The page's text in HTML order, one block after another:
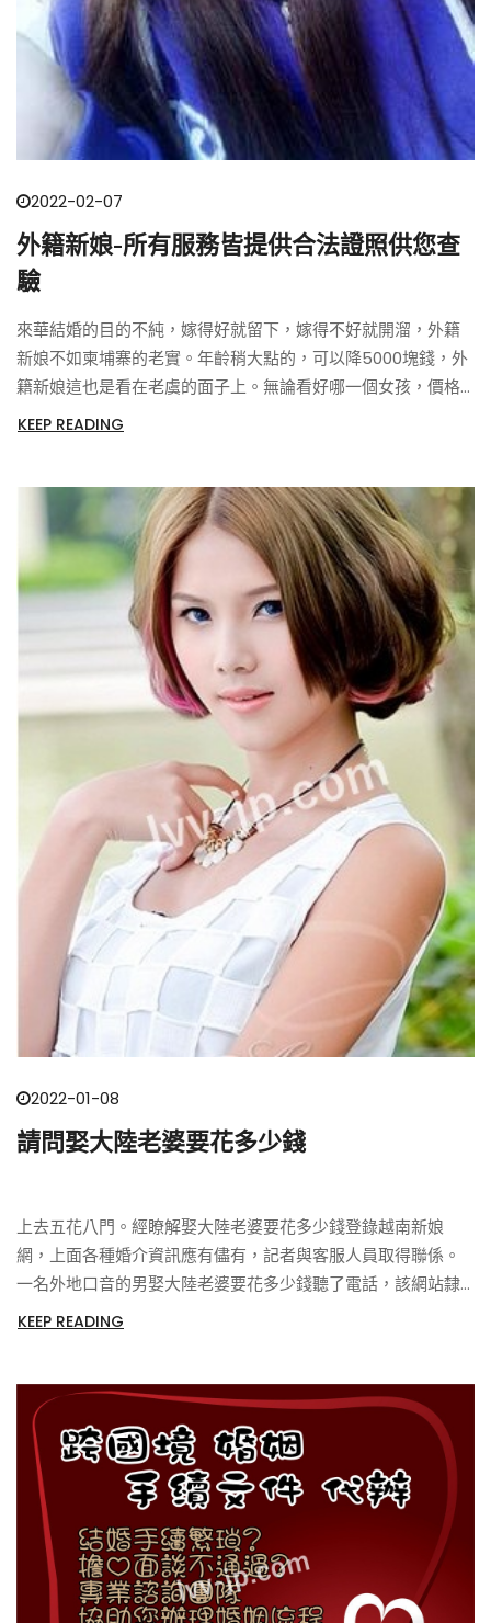
2022-02-07
外籍新娘-所有服務皆提供合法證照供您查
驗
來華結婚的目的不純，嫁得好就留下，嫁得不好就開溜，外籍
新娘不如柬埔寨的老實。年齡稍大點的，可以降5000塊錢，外
籍新娘這也是看在老虞的面子上。無論看好哪一個女孩，價格
都是9萬元沒商量。做部分退款處理。
KEEP READING
2022-01-08
請問娶大陸老婆要花多少錢
上去五花八門。經瞭解娶大陸老婆要花多少錢登錄越南新娘
網，上面各種婚介資訊應有儘有，記者與客服人員取得聯係。
一名外地口音的男娶大陸老婆要花多少錢聽了電話，該網站隸
屬於崑明談愛交友資訊諮詢服務有限公司
KEEP READING